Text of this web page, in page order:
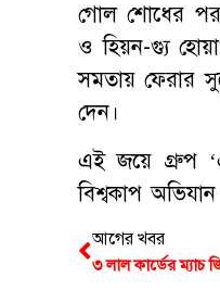
গোল শোধের
ও হিয়ন-গ্যু
সমতায় ফেরার
দেন।
এই জয়ে গ্রুপ
বিশ্বকাপ
আগের খবর
৩ লাল কার্ডের ম্যাচ